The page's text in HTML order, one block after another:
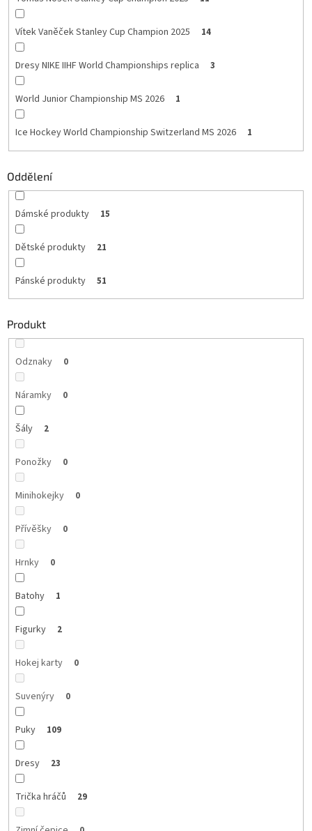
Vítek Vaněček Stanley Cup Champion 2025 14
Dresy NIKE IIHF World Championships replica 3
World Junior Championship MS 2026 1
Ice Hockey World Championship Switzerland MS 2026 1
Oddělení
Dámské produkty 15
Dětské produkty 21
Pánské produkty 51
Produkt
Odznaky 0
Náramky 0
Šály 2
Ponožky 0
Minihokejky 0
Přívěšky 0
Hrnky 0
Batohy 1
Figurky 2
Hokej karty 0
Suvenýry 0
Puky 109
Dresy 23
Trička hráčů 29